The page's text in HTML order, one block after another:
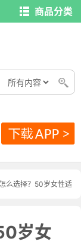
商品分类
么选择？50岁女性适
岁女